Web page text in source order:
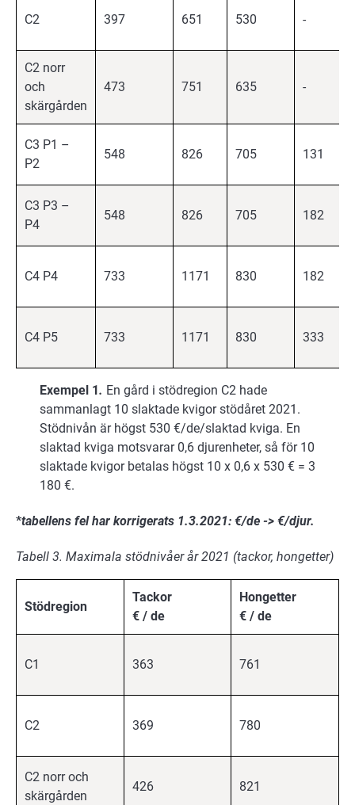
C2 397 651 530 -
C2 norr
och
skärgården
473 751 635 -
C3 P1 –
P2
548 826 705 131
C3 P3 –
P4
548 826 705 182
C4 P4 733 1171 830 182
C4 P5 733 1171 830 333
Ex­em­pel 1. En gård i stödregion C2 hade
sammanlagt 10 slaktade kvigor stödåret 2021.
Stödnivån är högst 530 €/de/slaktad kviga. En
slaktad kviga motsvarar 0,6 djurenheter, så för 10
slaktade kvigor betalas högst 10 x 0,6 x 530 € = 3
180 €.
*tabellens fel har korrigerats 1.3.2021: €/de -> €/djur.
Tabell 3. Maximala stödnivåer år 2021 (tackor, hongetter)
Stödregion
Tackor
€ / de
Hongetter
€ / de
C1 363 761
C2 369 780
C2 norr och
skärgården
426 821